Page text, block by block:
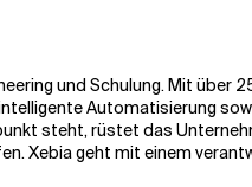
und Schulung. Mit über
Automatisierung
steht, rüstet das
Xebia geht mit einem